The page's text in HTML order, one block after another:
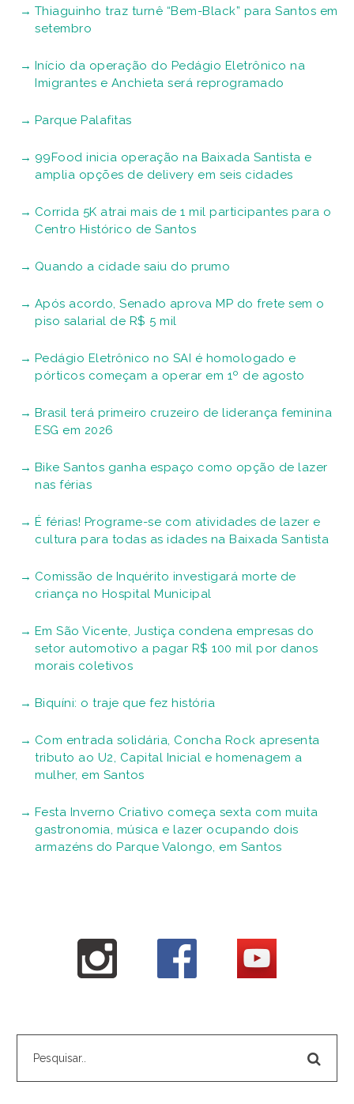
Thiaguinho traz turnê “Bem-Black” para Santos em
setembro
Início da operação do Pedágio Eletrônico na
Imigrantes e Anchieta será reprogramado
Parque Palafitas
99Food inicia operação na Baixada Santista e
amplia opções de delivery em seis cidades
Corrida 5K atrai mais de 1 mil participantes para o
Centro Histórico de Santos
Quando a cidade saiu do prumo
Após acordo, Senado aprova MP do frete sem o
piso salarial de R$ 5 mil
Pedágio Eletrônico no SAI é homologado e
pórticos começam a operar em 1º de agosto
Brasil terá primeiro cruzeiro de liderança feminina
ESG em 2026
Bike Santos ganha espaço como opção de lazer
nas férias
É férias! Programe-se com atividades de lazer e
cultura para todas as idades na Baixada Santista
Comissão de Inquérito investigará morte de
criança no Hospital Municipal
Em São Vicente, Justiça condena empresas do
setor automotivo a pagar R$ 100 mil por danos
morais coletivos
Biquíni: o traje que fez história
Com entrada solidária, Concha Rock apresenta
tributo ao U2, Capital Inicial e homenagem a
mulher, em Santos
Festa Inverno Criativo começa sexta com muita
gastronomia, música e lazer ocupando dois
armazéns do Parque Valongo, em Santos